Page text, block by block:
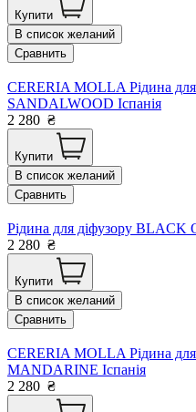
Купити
В список желаний
Сравнить
CERERIA MOLLA Рідина
SANDALWOOD Іспанія
2 280 ₴
Купити
В список желаний
Сравнить
Рідина для діфузору BLACK
2 280 ₴
Купити
В список желаний
Сравнить
CERERIA MOLLA Рідина
MANDARINE Іспанія
2 280 ₴